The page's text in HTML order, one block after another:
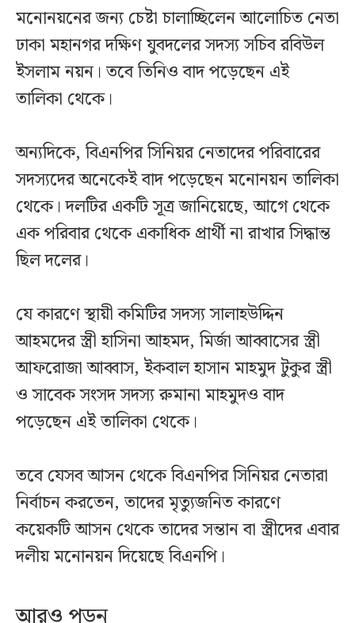
মনোনয়নের জন্য চেষ্টা চালাচ্ছিলেন আলোচিত নেতা
ঢাকা মহানগর দক্ষিণ যুবদলের সদস্য সচিব রবিউল
ইসলাম নয়ন। তবে তিনিও বাদ পড়েছেন এই
তালিকা থেকে।
অন্যদিকে, বিএনপির সিনিয়র নেতাদের পরিবারের
সদস্যদের অনেকেই বাদ পড়েছেন মনোনয়ন তালিকা
থেকে। দলটির একটি সূত্র জানিয়েছে, আগে থেকে
এক পরিবার থেকে একাধিক প্রার্থী না রাখার সিদ্ধান্ত
ছিল দলের।
যে কারণে স্থায়ী কমিটির সদস্য সালাহউদ্দিন
আহমদের স্ত্রী হাসিনা আহমদ, মির্জা আব্বাসের স্ত্রী
আফরোজা আব্বাস, ইকবাল হাসান মাহমুদ টুকুর স্ত্রী
ও সাবেক সংসদ সদস্য রুমানা মাহমুদও বাদ
পড়েছেন এই তালিকা থেকে।
তবে যেসব আসন থেকে বিএনপির সিনিয়র নেতারা
নির্বাচন করতেন, তাদের মৃত্যুজনিত কারণে
কয়েকটি আসন থেকে তাদের সন্তান বা স্ত্রীদের এবার
দলীয় মনোনয়ন দিয়েছে বিএনপি।